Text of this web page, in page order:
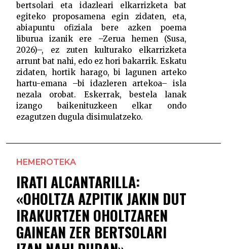
bertsolari eta idazleari elkarrizketa bat
egiteko proposamena egin zidaten, eta,
abiapuntu ofiziala bere azken poema
liburua izanik ere –Zerua hemen (Susa,
2026)–, ez zuten kulturako elkarrizketa
arrunt bat nahi, edo ez hori bakarrik. Eskatu
zidaten, hortik harago, bi lagunen arteko
hartu-emana –bi idazleren artekoa– isla
nezala orobat. Eskerrak, bestela lanak
izango baikenituzkeen elkar ondo
ezagutzen dugula disimulatzeko.
HEMEROTEKA
IRATI ALCANTARILLA:
«OHOLTZA AZPITIK JAKIN DUT
IRAKURTZEN OHOLTZAREN
GAINEAN ZER BERTSOLARI